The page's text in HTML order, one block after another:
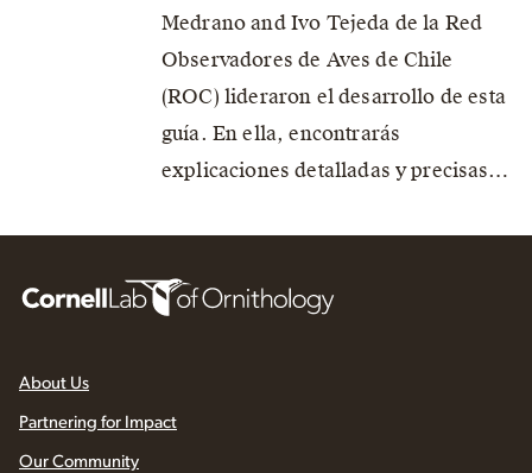
Medrano and Ivo Tejeda de la Red
Observadores de Aves de Chile
(ROC) lideraron el desarrollo de esta
guía. En ella, encontrarás
explicaciones detalladas y precisas…
About Us
Partnering for Impact
Our Community